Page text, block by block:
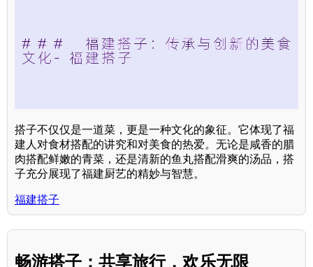
搭子不仅仅是一道菜，更是一种文化的象征。它体现了福
建人对食材搭配的讲究和对美食的热爱。无论是咸香的腊
肉搭配鲜嫩的青菜，还是清新的鱼丸搭配滑爽的汤品，搭
子充分展现了福建厨艺的精妙与智慧。
福建搭子
畅游搭子：共享旅行，欢乐无限